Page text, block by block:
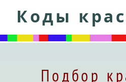
Коды
Подбор